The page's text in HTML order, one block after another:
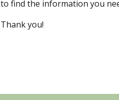
to find the information you
Thank you!